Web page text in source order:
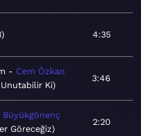
4:35
Cem Özkan
Unutabilir Ki
3:46
Büyükgönenç
Göreceğiz
2:20